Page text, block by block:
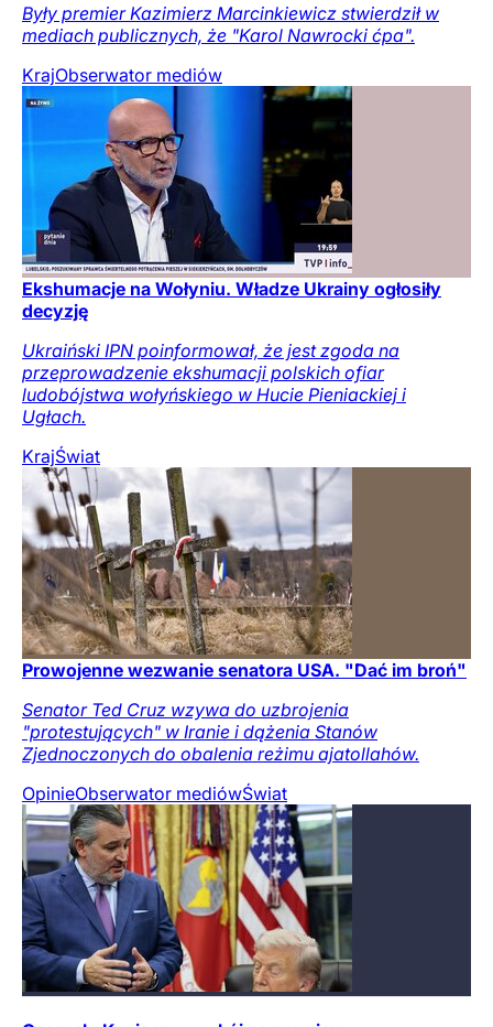
Były premier Kazimierz Marcinkiewicz stwierdził w
mediach publicznych, że "Karol Nawrocki ćpa".
KrajObserwator mediów
Ekshumacje na Wołyniu. Władze Ukrainy ogłosiły
decyzję
Ukraiński IPN poinformował, że jest zgoda na
przeprowadzenie ekshumacji polskich ofiar
ludobójstwa wołyńskiego w Hucie Pieniackiej i
Ugłach.
KrajŚwiat
Prowojenne wezwanie senatora USA. "Dać im broń"
Senator Ted Cruz wzywa do uzbrojenia
"protestujących" w Iranie i dążenia Stanów
Zjednoczonych do obalenia reżimu ajatollahów.
OpinieObserwator mediówŚwiat